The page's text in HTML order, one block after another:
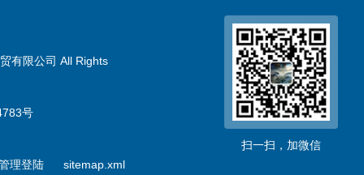
有限公司 All Rights
号
理登陆 sitemap.xml
扫一扫，加微信